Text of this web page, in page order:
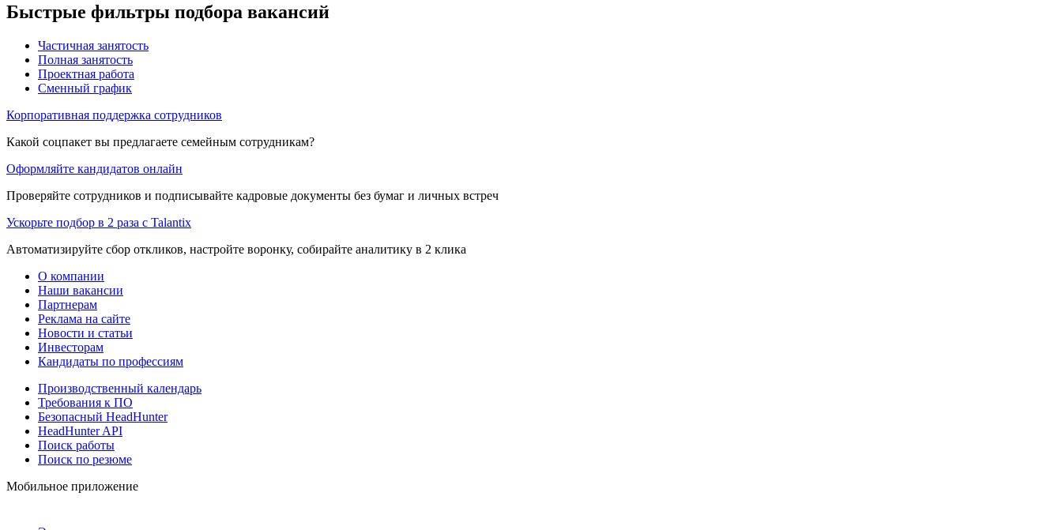
Быстрые фильтры подбора вакансий
Частичная занятость
Полная занятость
Проектная работа
Сменный график
Корпоративная поддержка сотрудников
Какой соцпакет вы предлагаете семейным сотрудникам?
Оформляйте кандидатов онлайн
Проверяйте сотрудников и подписывайте кадровые документы без бумаг и личных встреч
Ускорьте подбор в 2 раза с Talantix
Автоматизируйте сбор откликов, настройте воронку, собирайте аналитику в 2 клика
О компании
Наши вакансии
Партнерам
Реклама на сайте
Новости и статьи
Инвесторам
Кандидаты по профессиям
Производственный календарь
Требования к ПО
Безопасный HeadHunter
HeadHunter API
Поиск работы
Поиск по резюме
Мобильное приложение